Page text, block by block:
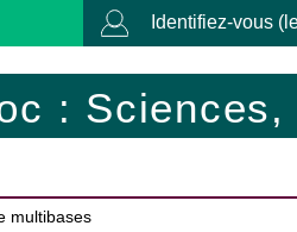
Identifiez-vous
: